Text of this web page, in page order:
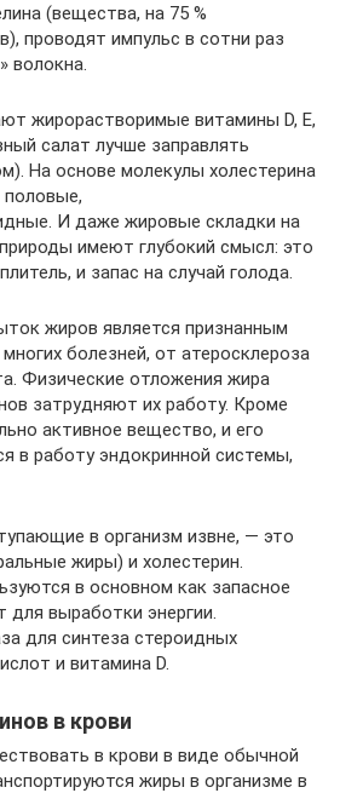
(вещества, на 75 %
проводят импульс в сотни раз
волокна.
жирорастворимые витамины D, E,
салат лучше заправлять
На основе молекулы холестерина
И даже жировые складки на
имеют глубокий смысл: это
и запас на случай голода.
жиров является признанным
болезней, от атеросклероза
Физические отложения жира
затрудняют их работу. Кроме
активное вещество, и его
в работу эндокринной системы,
в организм извне, — это
жиры) и холестерин.
в основном как запасное
выработки энергии.
для синтеза стероидных
и витамина D.
в крови
в крови в виде обычной
жиры в организме в